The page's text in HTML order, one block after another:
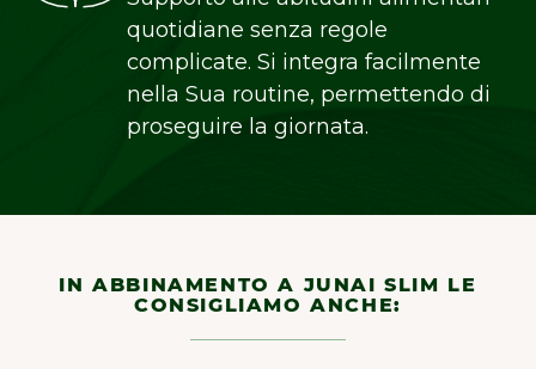
quotidiane senza regole
complicate. Si integra facilmente
nella Sua routine, permettendo di
proseguire la giornata.
IN ABBINAMENTO A JUNAI SLIM LE
CONSIGLIAMO ANCHE: